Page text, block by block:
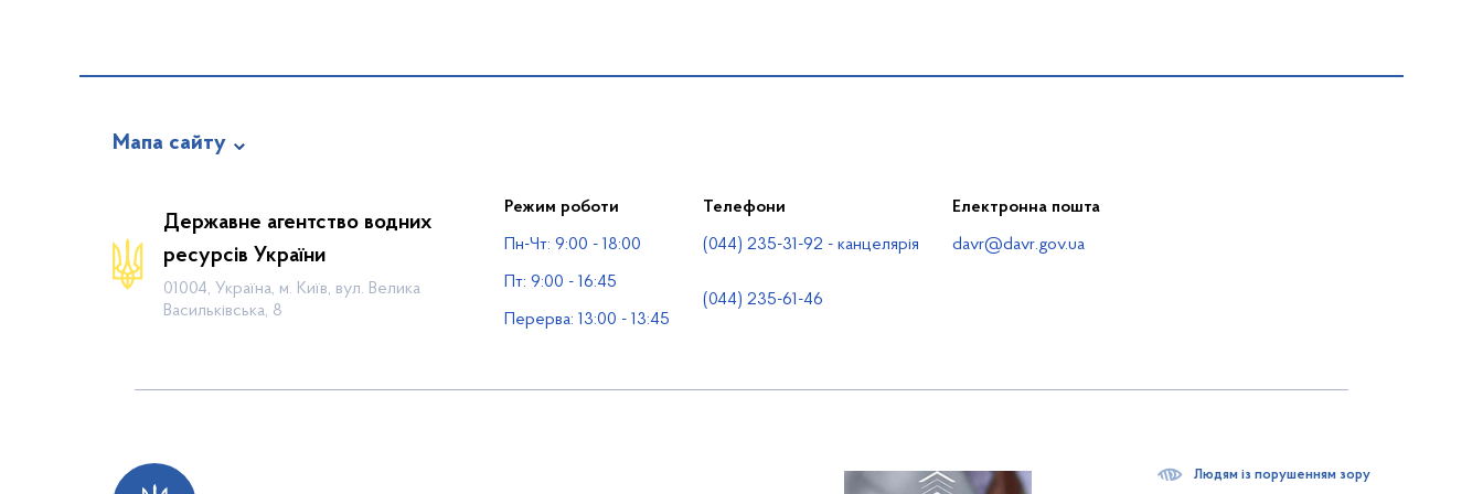
Мапа сайту
Діяльність
Громадянам
Прес-центр
Водогосподарські організації
Державне агентство водних
ресурсів України
01004, Україна, м. Київ, вул. Велика
Васильківська, 8
Режим роботи
Пн-Чт: 9:00 - 18:00
Пт: 9:00 - 16:45
Перерва: 13:00 - 13:45
Телефони
(044) 235-31-92 - канцелярія
(044) 235-61-46
Електронна пошта
davr@davr.gov.ua
Людям із порушенням зору